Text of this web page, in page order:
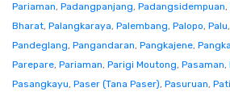
Pariaman, Padangpanjang, Padangsidempuan,
Bharat, Palangkaraya, Palembang, Palopo, Palu,
Pandeglang, Pangandaran, Pangkajene,
Parepare, Pariaman, Parigi Moutong, Pasaman,
Pasangkayu, Paser (Tana Paser), Pasuruan, Pati